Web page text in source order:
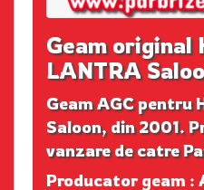
Geam original
LANTRA
Geam AGC pentru
Saloon, din 2001.
vanzare de catre
Producator geam :